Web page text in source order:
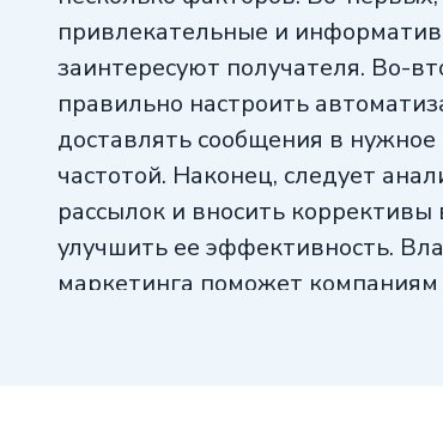
привлекательные и
заинтересуют получателя. Во-
правильно настроить
доставлять сообщения в
частотой. Наконец, следует
рассылок и вносить коррективы
улучшить ее эффективность.
маркетинга поможет